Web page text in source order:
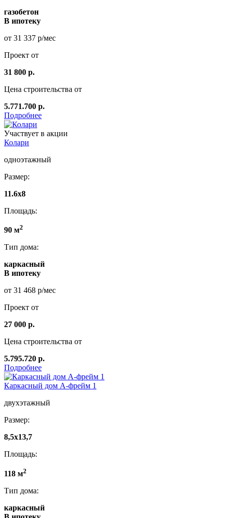
газобетон
В ипотеку
от 31 337 р/мес
Проект от
31 800 р.
Цена строительства от
5.771.700 р.
Подробнее
Участвует в акции
Колари
одноэтажный
Размер:
11.6х8
Площадь:
90 м2
Тип дома:
каркасный
В ипотеку
от 31 468 р/мес
Проект от
27 000 р.
Цена строительства от
5.795.720 р.
Подробнее
Каркасный дом А-фрейм 1
двухэтажный
Размер:
8,5х13,7
Площадь:
118 м2
Тип дома:
каркасный